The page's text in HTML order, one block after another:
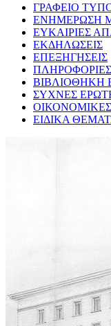
ΓΡΑΦΕΙΟ
ΕΝΗΜΕΡΩΣΗ
ΕΥΚΑΙΡΙΕΣ
ΕΚΔΗΛΩΣΕΙΣ
ΕΠΕΞΗΓΗΣΕΙΣ
ΠΛΗΡΟΦΟΡΙΕΣ
ΒΙΒΛΙΟΘΗΚΗ
ΣΥΧΝΕΣ
ΕΙΔΙΚΑ